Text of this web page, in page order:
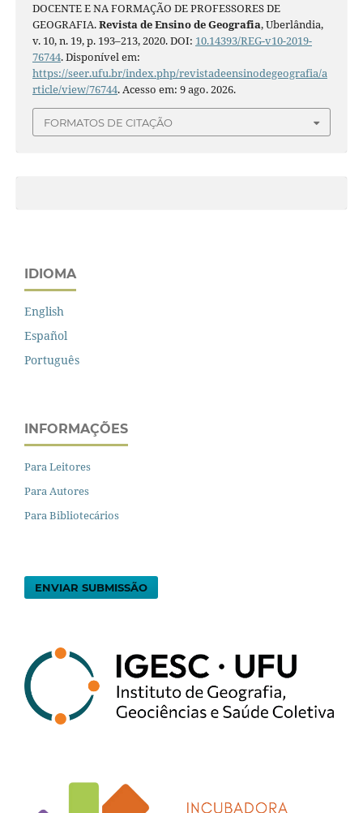
DOCENTE E NA FORMAÇÃO DE PROFESSORES DE
GEOGRAFIA.Revista de Ensino de Geografia, Uberlândia,
v. 10, n. 19, p. 193–213, 2020. DOI: 10.14393/REG-v10-2019-
76744. Disponível em:
https://seer.ufu.br/index.php/revistadeensinodegeografia/a
rticle/view/76744. Acesso em: 9 ago. 2026.
FORMATOS DE CITAÇÃO
IDIOMA
English
Español
Português
INFORMAÇÕES
Para Leitores
Para Autores
Para Bibliotecários
ENVIAR SUBMISSÃO